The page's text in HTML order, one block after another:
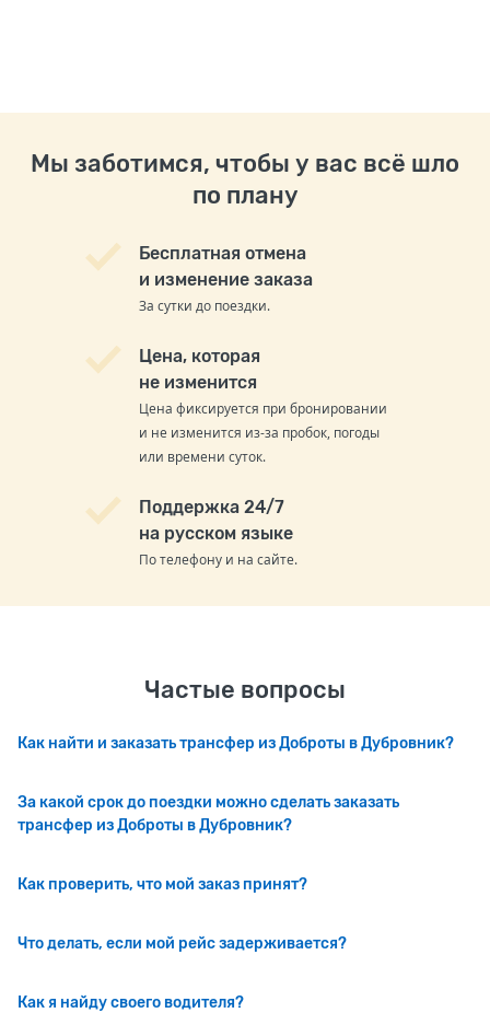
Мы заботимся, чтобы у вас всё шло
по плану
Бесплатная отмена
и изменение заказа
За сутки до поездки.
Цена, которая
не изменится
Цена фиксируется при бронировании
и не изменится из-за пробок, погоды
или времени суток.
Поддержка 24/7
на русском языке
По телефону и на сайте.
Частые вопросы
Как найти и заказать трансфер из Доброты в Дубровник?
За какой срок до поездки можно сделать заказать
трансфер из Доброты в Дубровник?
Как проверить, что мой заказ принят?
Что делать, если мой рейс задерживается?
Как я найду своего водителя?